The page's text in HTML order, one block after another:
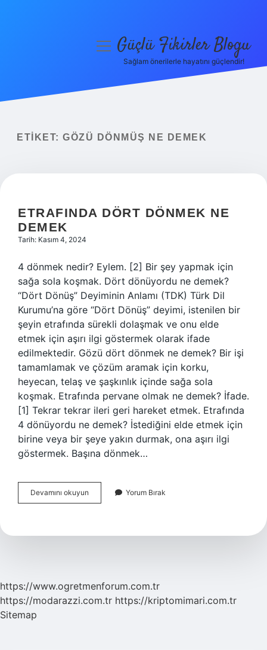
Yasal Uyarı
menüyüGüçlü Fikirler Blogu
Sağlam önerilerle hayatını güçlendir!
ETIKET: GÖZÜ DÖNMÜŞ NE DEMEK
ETRAFINDA DÖRT DÖNMEK NE
DEMEK
Tarih: Kasım 4, 2024
4 dönmek nedir? Eylem. [2] Bir şey yapmak için
sağa sola koşmak. Dört dönüyordu ne demek?
“Dört Dönüş” Deyiminin Anlamı (TDK) Türk Dil
Kurumu’na göre “Dört Dönüş” deyimi, istenilen bir
şeyin etrafında sürekli dolaşmak ve onu elde
etmek için aşırı ilgi göstermek olarak ifade
edilmektedir. Gözü dört dönmek ne demek? Bir işi
tamamlamak ve çözüm aramak için korku,
heyecan, telaş ve şaşkınlık içinde sağa sola
koşmak. Etrafında pervane olmak ne demek? İfade.
[1] Tekrar tekrar ileri geri hareket etmek. Etrafında
4 dönüyordu ne demek? İstediğini elde etmek için
birine veya bir şeye yakın durmak, ona aşırı ilgi
göstermek. Başına dönmek…
Devamını okuyun Etrafında
Dört
Demek
Yorum Bırak
https://www.ogretmenforum.com.tr
https://modarazzi.com.tr https://kriptomimari.com.tr
Sitemap